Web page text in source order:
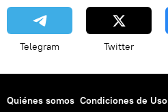
Telegram Twitter
Quiénes somos Condiciones de Uso